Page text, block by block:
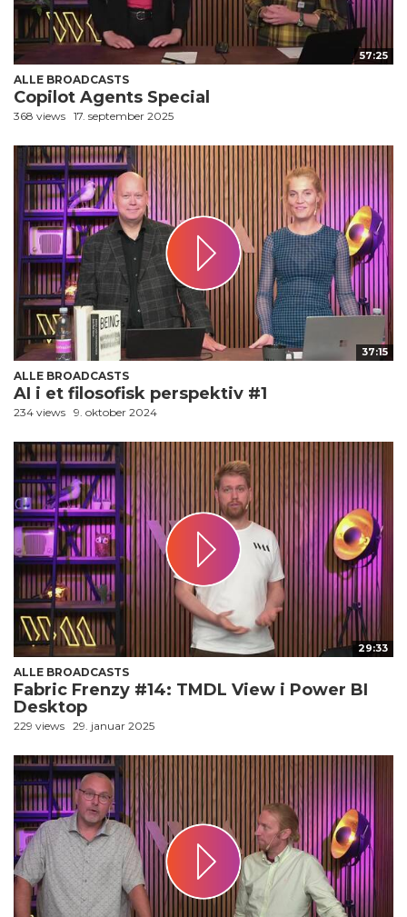
57:25
ALLE BROADCASTS
Copilot Agents Special
368 views 17. september 2025
37:15
ALLE BROADCASTS
AI i et filosofisk perspektiv #1
234 views 9. oktober 2024
29:33
ALLE BROADCASTS
Fabric Frenzy #14: TMDL View i Power BI
Desktop
229 views 29. januar 2025